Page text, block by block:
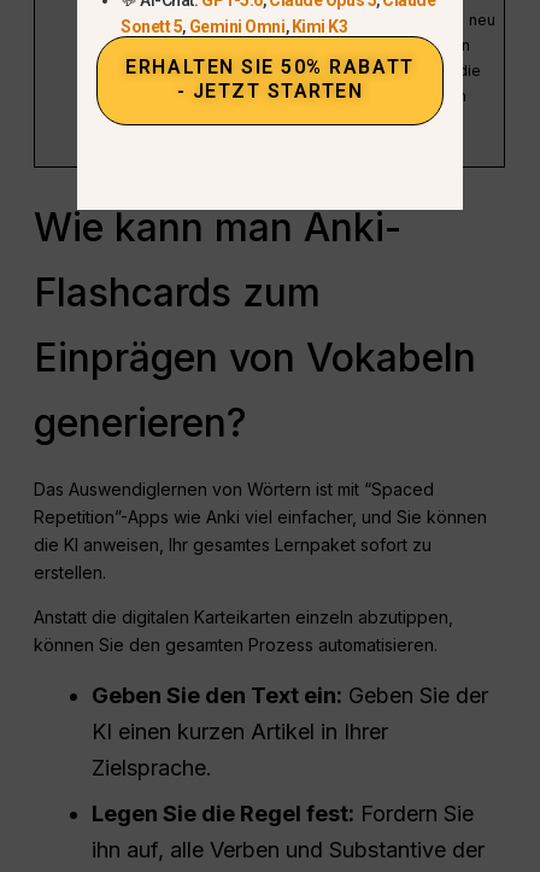
Zeitungsartikel neu
und verwenden
Sie dabei nur die
500 häufigsten
französischen
Wie kann man Anki-
Flashcards zum
Einprägen von Vokabeln
generieren?
Das Auswendiglernen von Wörtern ist mit “Spaced
Repetition”-Apps wie Anki viel einfacher, und Sie können
die KI anweisen, Ihr gesamtes Lernpaket sofort zu
erstellen.
Anstatt die digitalen Karteikarten einzeln abzutippen,
können Sie den gesamten Prozess automatisieren.
Geben Sie den Text ein: Geben Sie der
KI einen kurzen Artikel in Ihrer
Zielsprache.
Legen Sie die Regel fest: Fordern Sie
ihn auf, alle Verben und Substantive der
Sonett 5, Gemini Omni,Kimi K3
ERHALTEN SIE 50% RABATT
- JETZT STARTEN